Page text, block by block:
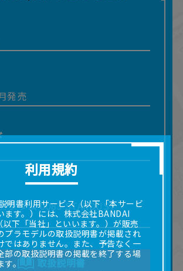
発売
ンダム 0083 STARDUST
取扱説明書
利用規約
明書利用サービス（以下「本サービ
ます。）には、株式会社BANDAI
以下「当社」といいます。）が販売
プラモデルの取扱説明書が掲載され
ではありません。また、予告なく一
部の取扱説明書の掲載を終了する場
す。